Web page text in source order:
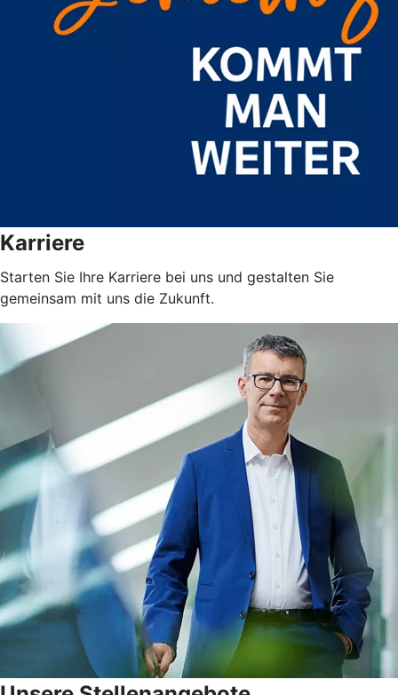
Karriere
Starten Sie Ihre Karriere bei uns und gestalten Sie
gemeinsam mit uns die Zukunft.